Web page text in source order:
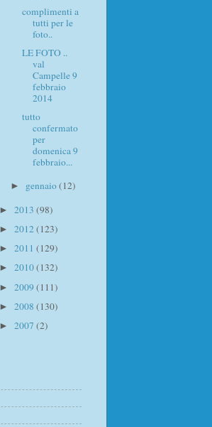
complimenti a
tutti per le
foto..
LE FOTO ..
val
Campelle 9
febbraio
2014
tutto
confermato
per
domenica 9
febbraio...
► gennaio(12)
► 2013 (98)
► 2012 (123)
► 2011 (129)
► 2010(132)
► 2009 (111)
► 2008 (130)
► 2007 (2)